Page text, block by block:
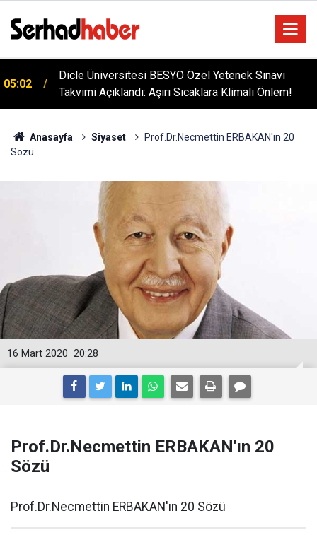
04:51
Diyarbakır'da İşçi Kıyımı: 45 Derece Sıcakta 763
Gündür Adalet Bekliyorlar
Anasayfa Siyaset
Prof.Dr.Necmettin ERBAKAN'ın 20
Sözü
20:28
16 Mart 2020
Prof.Dr.Necmettin ERBAKAN'ın 20
Sözü
Prof.Dr.Necmettin ERBAKAN'ın 20 Sözü